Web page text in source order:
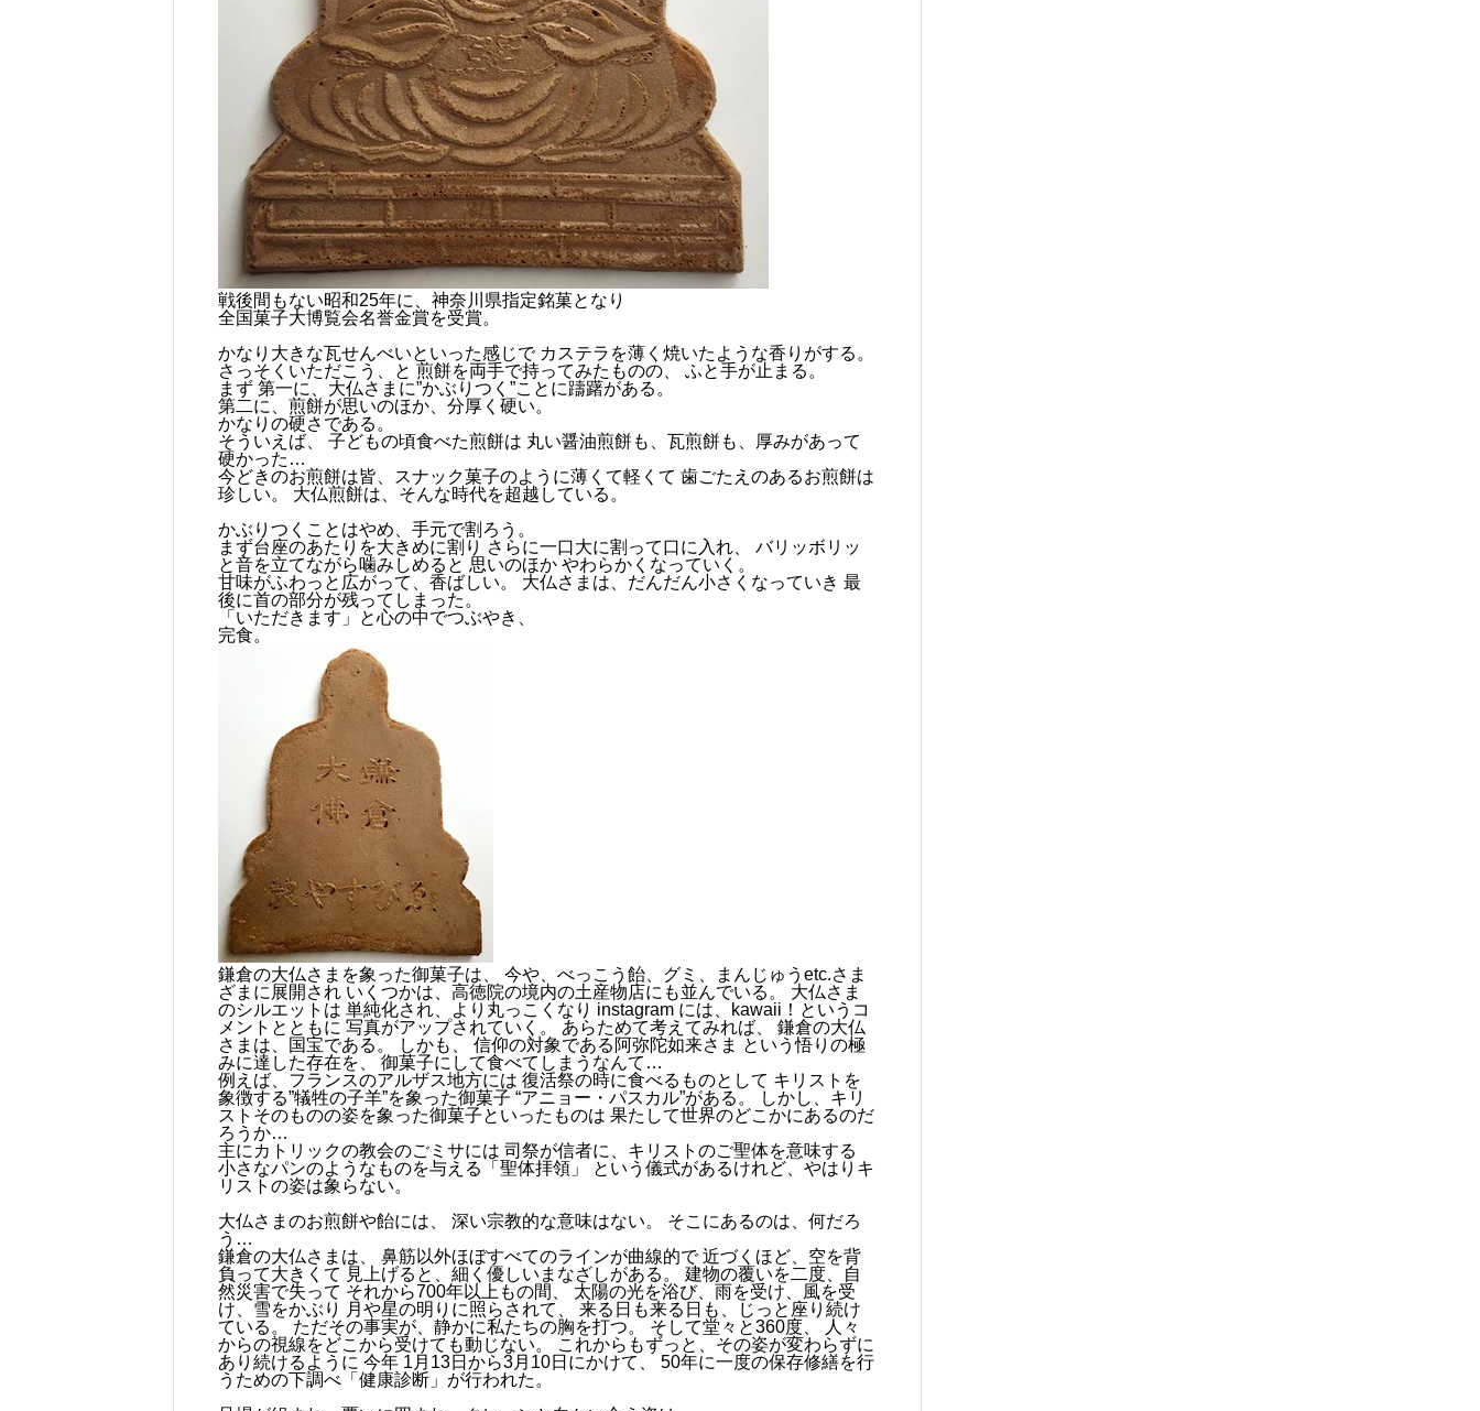
戦後間もない昭和25年に、神奈川県指定銘菓となり
全国菓子大博覧会名誉金賞を受賞。
かなり大きな瓦せんべいといった感じで カステラを薄く焼いたような香りがする。
さっそくいただこう、と 煎餅を両手で持ってみたものの、 ふと手が止まる。
まず 第一に、大仏さまに”かぶりつく”ことに躊躇がある。
第二に、煎餅が思いのほか、分厚く硬い。
かなりの硬さである。
そういえば、 子どもの頃食べた煎餅は 丸い醤油煎餅も、瓦煎餅も、厚みがあって
硬かった…
今どきのお煎餅は皆、スナック菓子のように薄くて軽くて 歯ごたえのあるお煎餅は
珍しい。 大仏煎餅は、そんな時代を超越している。
かぶりつくことはやめ、手元で割ろう。
まず台座のあたりを大きめに割り さらに一口大に割って口に入れ、 バリッボリッ
と音を立てながら噛みしめると 思いのほか やわらかくなっていく。
甘味がふわっと広がって、香ばしい。 大仏さまは、だんだん小さくなっていき 最
後に首の部分が残ってしまった。
「いただきます」と心の中でつぶやき、
完食。
鎌倉の大仏さまを象った御菓子は、 今や、べっこう飴、グミ、まんじゅうetc.さま
ざまに展開され いくつかは、高徳院の境内の土産物店にも並んでいる。 大仏さま
のシルエットは 単純化され、より丸っこくなり instagram には、kawaii！というコ
メントとともに 写真がアップされていく。 あらためて考えてみれば、 鎌倉の大仏
さまは、国宝である。 しかも、 信仰の対象である阿弥陀如来さま という悟りの極
みに達した存在を、 御菓子にして食べてしまうなんて…
例えば、フランスのアルザス地方には 復活祭の時に食べるものとして キリストを
象徴する”犠牲の子羊”を象った御菓子 “アニョー・パスカル”がある。 しかし、キリ
ストそのものの姿を象った御菓子といったものは 果たして世界のどこかにあるのだ
ろうか…
主にカトリックの教会のごミサには 司祭が信者に、キリストのご聖体を意味する
小さなパンのようなものを与える「聖体拝領」 という儀式があるけれど、やはりキ
リストの姿は象らない。
大仏さまのお煎餅や飴には、 深い宗教的な意味はない。 そこにあるのは、何だろ
う…
鎌倉の大仏さまは、 鼻筋以外ほぼすべてのラインが曲線的で 近づくほど、空を背
負って大きくて 見上げると、細く優しいまなざしがある。 建物の覆いを二度、自
然災害で失って それから700年以上もの間、 太陽の光を浴び、雨を受け、風を受
け、雪をかぶり 月や星の明りに照らされて、 来る日も来る日も、じっと座り続け
ている。 ただその事実が、静かに私たちの胸を打つ。 そして堂々と360度、 人々
からの視線をどこから受けても動じない。 これからもずっと、その姿が変わらずに
あり続けるように 今年 1月13日から3月10日にかけて、 50年に一度の保存修繕を行
うための下調べ「健康診断」が行われた。